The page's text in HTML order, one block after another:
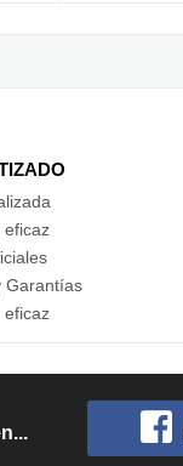
eficaz
Garantías
eficaz